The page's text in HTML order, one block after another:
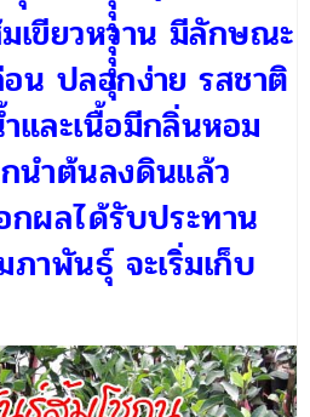
เขียวหวาน มีลักษณะ
น ปลอกง่าย รสชาติ
และเนื้อมีกลิ่นหอม
นำต้นลงดินแล้ว
ผลได้รับประทาน
าพันธุ์ จะเริ่มเก็บ